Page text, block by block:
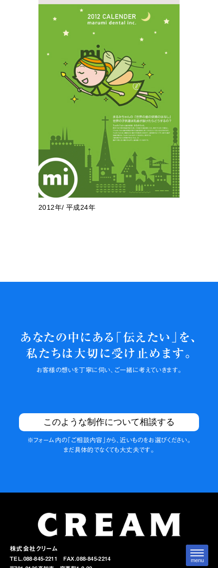
2012年/ 平成24年
あなたの中にある「伝えたい」を、
私たちは大切に受け止めます。
お客様の想いを丁寧に伺い、 ご一緒に考えていきます。
このような制作について相談する
※フォーム内の 「ご相談内容」から、近いものをお選びください。
まだ具体的でなくても 大丈夫です。
株式会社クリーム
TEL.088-845-2211 FAX.088-845-2214
N
a
menu